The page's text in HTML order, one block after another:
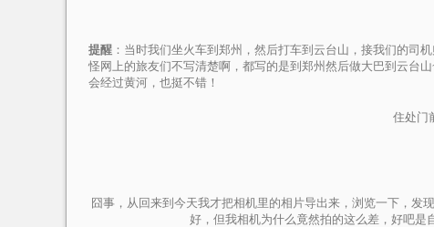
提醒 ：当时我们坐火车到郑州，然后打车到云台山，接我们的司
怪网上的旅友们不写清楚啊，都写的是到郑州然后做大巴到云台
会经过黄河，也挺不错！
住处门
囧事，从回来到今天我才把相机里的相片导出来，浏览一下，发
好，但我相机为什么竟然拍的这么差，好吧是